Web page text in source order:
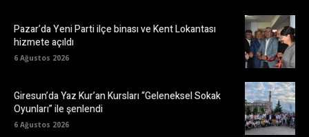
Pazar’da Yeni Parti ilçe binası ve Kent Lokantası
hizmete açıldı
6 Ağustos 2026
Giresun’da Yaz Kur’an Kursları “Geleneksel Sokak
Oyunları” ile şenlendi
6 Ağustos 2026